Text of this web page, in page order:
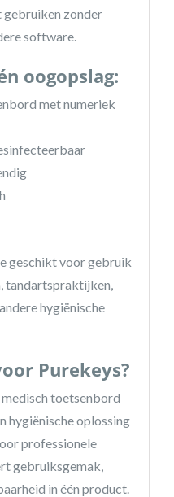
zonder
software.
oogopslag:
met numeriek
geschikt voor gebruik
tandartspraktijken,
hygiënische
Purekeys?
toetsenbord
hygiënische oplossing
professionele
gebruiksgemak,
in één product.